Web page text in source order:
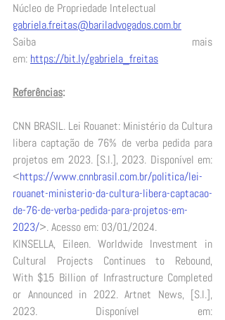
Núcleo de Propriedade Intelectual
gabriela.freitas@bariladvogados.com.br
Saiba mais
em: https://bit.ly/gabriela_freitas
Referências:
CNN BRASIL. Lei Rouanet: Ministério da Cultura
libera captação de 76% de verba pedida para
projetos em 2023. [S.l.], 2023. Disponível em:
<https://www.cnnbrasil.com.br/politica/lei-
rouanet-ministerio-da-cultura-libera-captacao-
de-76-de-verba-pedida-para-projetos-em-
2023/>. Acesso em: 03/01/2024.
KINSELLA, Eileen. Worldwide Investment in
Cultural Projects Continues to Rebound,
With $15 Billion of Infrastructure Completed
or Announced in 2022. Artnet News, [S.l.],
2023. Disponível em: